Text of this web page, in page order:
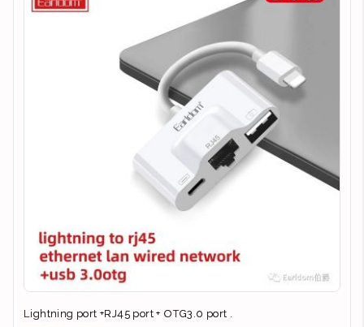
Lightning port +RJ45 port + OTG3.0 port .